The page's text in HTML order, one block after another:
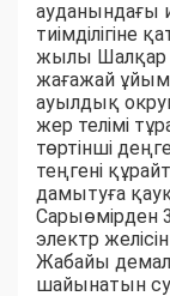
ауданындағы
тиімділігіне
жылы Шалқар
жағажай
ауылдық
жер телімі
төртінші
теңгені
дамытуға
Сарыөмірден
электр
Жабайы
шайынатын